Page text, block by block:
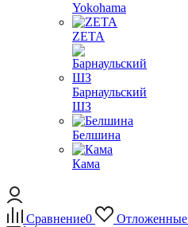
Yokohama
ZETA
Барнаульский
ШЗ
Белшина
Кама
Сравнение0 Отложенные